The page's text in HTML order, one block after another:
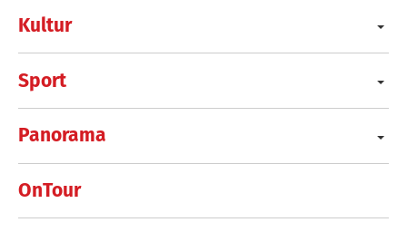
Kultur
Sport
Panorama
OnTour